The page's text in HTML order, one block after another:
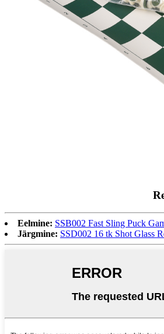
Eelmine: SSB002 Fast Sling Puck
Järgmine: SSD002 16 tk Shot Glass